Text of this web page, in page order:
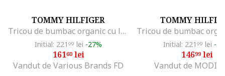
TOMMY HILFIGER
Tricou de bumbac organic cu logo discret, Alb
Initial: 221 99 lei -27%
16160lei
Vandut de Various Brands FD
TOMMY
Initial: 221 99 lei -
14699lei
Vandut de